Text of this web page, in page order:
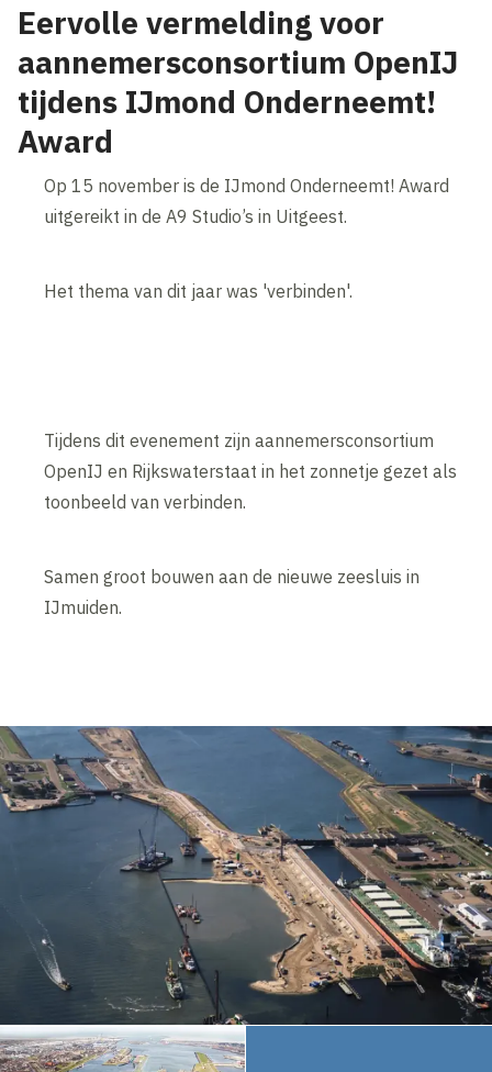
Eervolle vermelding voor
aannemersconsortium OpenIJ
tijdens IJmond Onderneemt!
Award
Op 15 november is de IJmond Onderneemt! Award
uitgereikt in de A9 Studio’s in Uitgeest.
Het thema van dit jaar was 'verbinden'.
Tijdens dit evenement zijn aannemersconsortium
OpenIJ en Rijkswaterstaat in het zonnetje gezet als
toonbeeld van verbinden.
Samen groot bouwen aan de nieuwe zeesluis in
IJmuiden.